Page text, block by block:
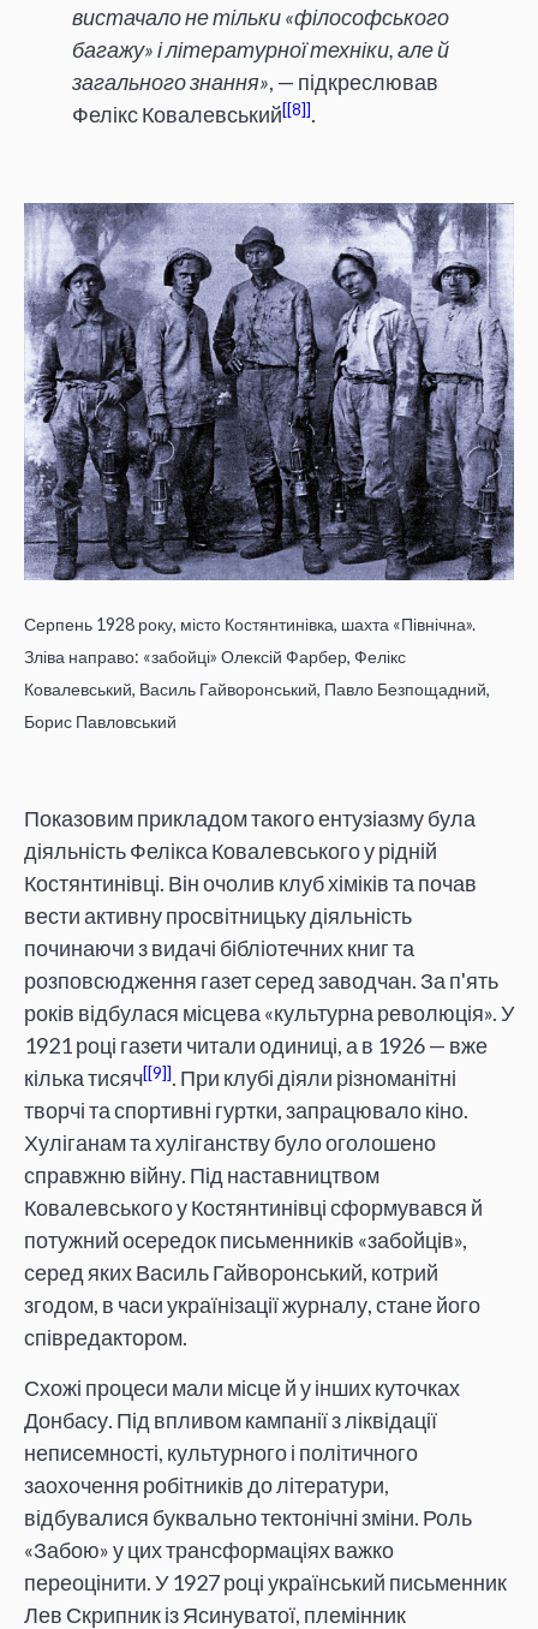
вистачало не тільки «філософського
багажу» і літературної техніки, але й
загального знання», — підкреслював
Фелікс Ковалевський [8] .
Серпень 1928 року, місто Костянтинівка, шахта «Північна».
Зліва направо: «забойці» Олексій Фарбер, Фелікс
Ковалевський, Василь Гайворонський, Павло Безпощадний,
Борис Павловський
Показовим прикладом такого ентузіазму була
діяльність Фелікса Ковалевського у рідній
Костянтинівці. Він очолив клуб хіміків та почав
вести активну просвітницьку діяльність
починаючи з видачі бібліотечних книг та
розповсюдження газет серед заводчан. За п'ять
років відбулася місцева «культурна революція». У
1921 році газети читали одиниці, а в 1926 — вже
кілька тисяч [9] . При клубі діяли різноманітні
творчі та спортивні гуртки, запрацювало кіно.
Хуліганам та хуліганству було оголошено
справжню війну. Під наставництвом
Ковалевського у Костянтинівці сформувався й
потужний осередок письменників «забойців»,
серед яких Василь Гайворонський, котрий
згодом, в часи українізації журналу, стане його
співредактором.
Схожі процеси мали місце й у інших куточках
Донбасу. Під впливом кампанії з ліквідації
неписемності, культурного і політичного
заохочення робітників до літератури,
відбувалися буквально тектонічні зміни. Роль
«Забою» у цих трансформаціях важко
переоцінити. У 1927 році український письменник
Лев Скрипник із Ясинуватої, племінник